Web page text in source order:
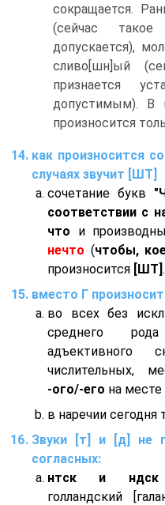
сокращается.
(сейчас
допускается),
сливо[шн]ый
признается
допустимым). В
произносится
как произносится
случаях звучит [ШТ]
сочетание букв
соответствии с
что и
нечто (чтобы,
произносится [ШТ] .
вместо Г
во всех без
среднего
адъективного
числительных,
-ого/-его на месте
в наречии сегодня
Звуки [т] и [д] не
согласных:
нтск и ндск
голландский